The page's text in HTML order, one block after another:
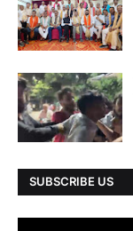
SUBSCRIBE US